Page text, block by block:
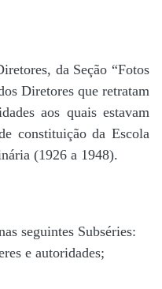
da Seção “Fotos
Diretores que retratam
aos quais estavam
constituição da Escola
(1926 a 1948).
seguintes Subséries:
e autoridades;